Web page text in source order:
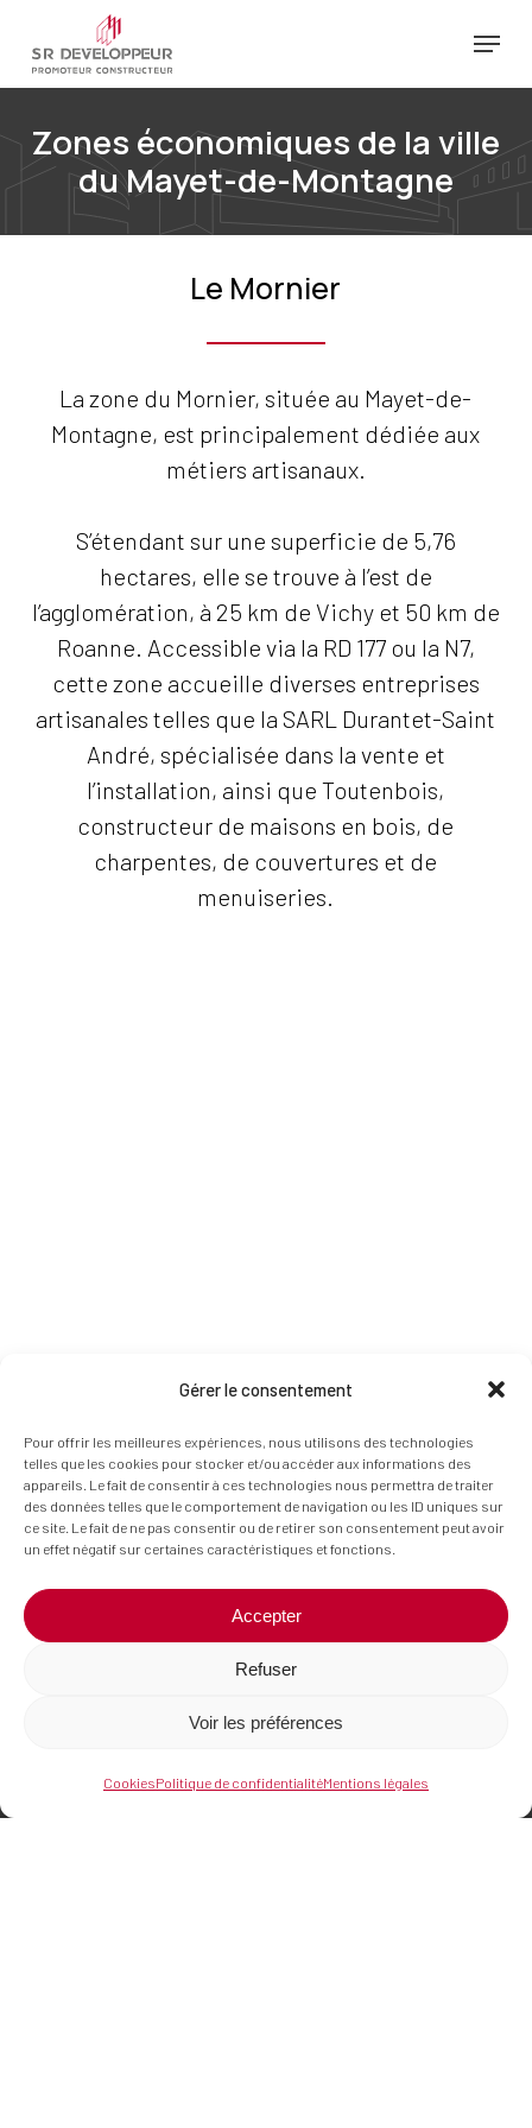
Gérer le consentement
Pour offrir les meilleures expériences, nous utilisons des technologies
telles que les cookies pour stocker et/ou accéder aux informations des
appareils. Le fait de consentir à ces technologies nous permettra de traiter
des données telles que le comportement de navigation ou les ID uniques sur
ce site. Le fait de ne pas consentir ou de retirer son consentement peut avoir
un effet négatif sur certaines caractéristiques et fonctions.
Accepter
Refuser
Voir les préférences
CookiesPolitique de confidentialitéMentions légales
contenu
Menu
Zones économiques de la ville
du Mayet-de-Montagne
Le Mornier
La zone du Mornier, située au Mayet-de-
Montagne, est principalement dédiée aux
métiers artisanaux.
S’étendant sur une superficie de 5,76
hectares, elle se trouve à l’est de
l’agglomération, à 25 km de Vichy et 50 km de
Roanne. Accessible via la RD 177 ou la N7,
cette zone accueille diverses entreprises
artisanales telles que la SARL Durantet-Saint
André, spécialisée dans la vente et
l’installation, ainsi que Toutenbois,
constructeur de maisons en bois, de
charpentes, de couvertures et de
menuiseries.
menu